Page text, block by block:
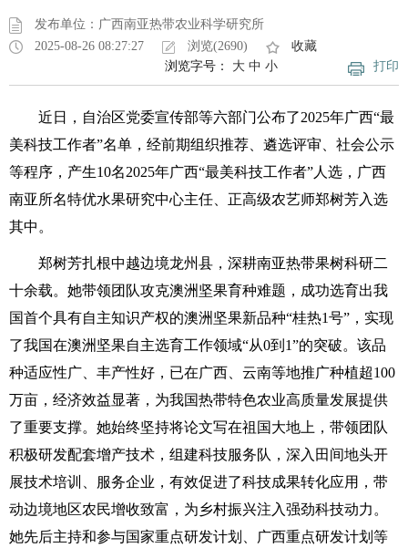
发布单位：广西南亚热带农业科学研究所
2025-08-26 08:27:27
浏览(2690)
收藏
打印
浏览字号： 大 中 小
近日，自治区党委宣传部等六部门公布了2025年广西“最
美科技工作者”名单，经前期组织推荐、遴选评审、社会公示
等程序，产生10名2025年广西“最美科技工作者”人选，广西
南亚所名特优水果研究中心主任、正高级农艺师郑树芳入选
其中。
郑树芳扎根中越边境龙州县，深耕南亚热带果树科研二
十余载。她带领团队攻克澳洲坚果育种难题，成功选育出我
国首个具有自主知识产权的澳洲坚果新品种“桂热1号”，实现
了我国在澳洲坚果自主选育工作领域“从0到1”的突破。该品
种适应性广、丰产性好，已在广西、云南等地推广种植超100
万亩，经济效益显著，为我国热带特色农业高质量发展提供
了重要支撑。她始终坚持将论文写在祖国大地上，带领团队
积极研发配套增产技术，组建科技服务队，深入田间地头开
展技术培训、服务企业，有效促进了科技成果转化应用，带
动边境地区农民增收致富，为乡村振兴注入强劲科技动力。
她先后主持和参与国家重点研发计划、广西重点研发计划等